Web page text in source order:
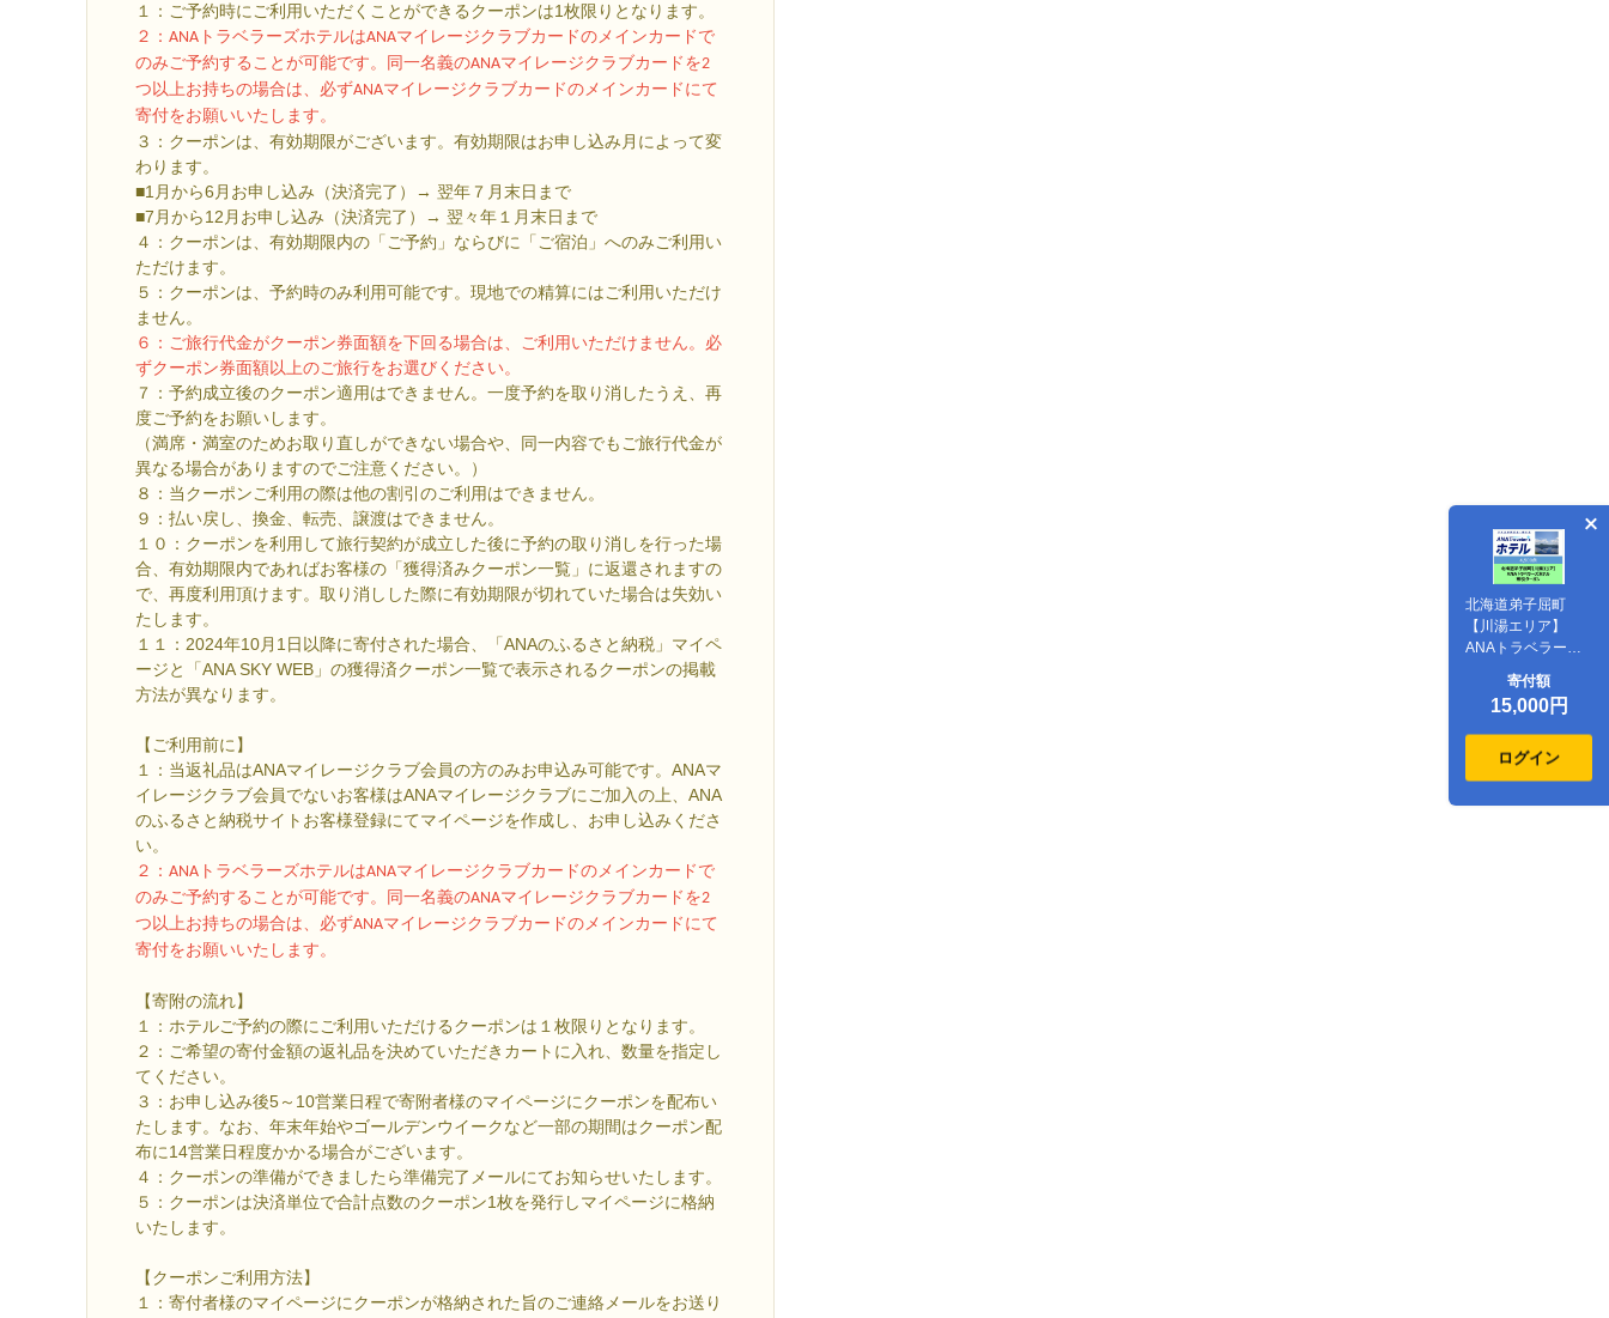
１：ご予約時にご利用いただくことができるクーポンは1枚限りとなります。
２ ：ANAトラベラーズホテルはANAマイレージクラブカードのメインカードで
のみご予約することが可能です。同一名義のANAマイレージクラブカードを2
つ以上お持ちの場合は、必ずANAマイレージクラブカードのメインカードにて
寄付をお願いいたします。
３：クーポンは、有効期限がございます。有効期限はお申し込み月によって変
わります。
■1月から6月お申し込み（決済完了）→ 翌年７月末日まで
■7月から12月お申し込み（決済完了）→ 翌々年１月末日まで
４：クーポンは、有効期限内の「ご予約」ならびに「ご宿泊」へのみご利用い
ただけます。
５：クーポンは、予約時のみ利用可能です。現地での精算にはご利用いただけ
ません。
６：ご旅行代金がクーポン券面額を下回る場合は、ご利用いただけません。必
ずクーポン券面額以上のご旅行をお選びください。
７：予約成立後のクーポン適用はできません。一度予約を取り消したうえ、再
度ご予約をお願いします。
（満席・満室のためお取り直しができない場合や、同一内容でもご旅行代金が
異なる場合がありますのでご注意ください。）
８：当クーポンご利用の際は他の割引のご利用はできません。
９：払い戻し、換金、転売、譲渡はできません。
１０：クーポンを利用して旅行契約が成立した後に予約の取り消しを行った場
合、有効期限内であればお客様の「獲得済みクーポン一覧」に返還されますの
で、再度利用頂けます。取り消しした際に有効期限が切れていた場合は失効い
たします。
１１：2024年10月1日以降に寄付された場合、「ANAのふるさと納税」マイペ
ージと「ANA SKY WEB」の獲得済クーポン一覧で表示されるクーポンの掲載
方法が異なります。
【ご利用前に】
１：当返礼品はANAマイレージクラブ会員の方のみお申込み可能です。ANAマ
イレージクラブ会員でないお客様はANAマイレージクラブにご加入の上、ANA
のふるさと納税サイトお客様登録にてマイページを作成し、お申し込みくださ
い。
２ ：ANAトラベラーズホテルはANAマイレージクラブカードのメインカードで
のみご予約することが可能です。同一名義のANAマイレージクラブカードを2
つ以上お持ちの場合は、必ずANAマイレージクラブカードのメインカードにて
寄付をお願いいたします。
【寄附の流れ】
１：ホテルご予約の際にご利用いただけるクーポンは１枚限りとなります。
２：ご希望の寄付金額の返礼品を決めていただきカートに入れ、数量を指定し
てください。
３：お申し込み後5～10営業日程で寄附者様のマイページにクーポンを配布い
たします。なお、年末年始やゴールデンウイークなど一部の期間はクーポン配
布に14営業日程度かかる場合がございます。
４：クーポンの準備ができましたら準備完了メールにてお知らせいたします。
５：クーポンは決済単位で合計点数のクーポン1枚を発行しマイページに格納
いたします。
【クーポンご利用方法】
１：寄付者様のマイページにクーポンが格納された旨のご連絡メールをお送り
北海道弟子屈町
【川湯エリア】
ANAトラベラーズ
ン（4,500点）
寄付額
15,000円
ログイン